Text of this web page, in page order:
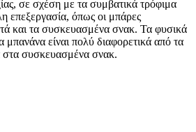
σε σχέση με τα συμβατικά τρόφιμα
επεξεργασία, όπως οι μπάρες
και τα συσκευασμένα σνακ. Τα φυσικά
μπανάνα είναι πολύ διαφορετικά από τα
συσκευασμένα σνακ.